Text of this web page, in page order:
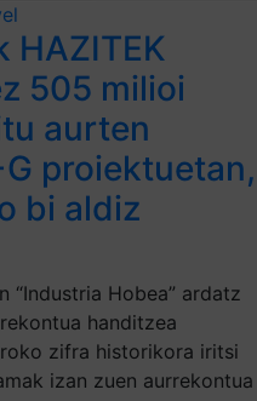
HAZITEK
505 milioi
aurten
proiektuetan,
bi aldiz
“Industria Hobea” ardatz
handitzea
zifra historikora iritsi
izan zuen aurrekontua